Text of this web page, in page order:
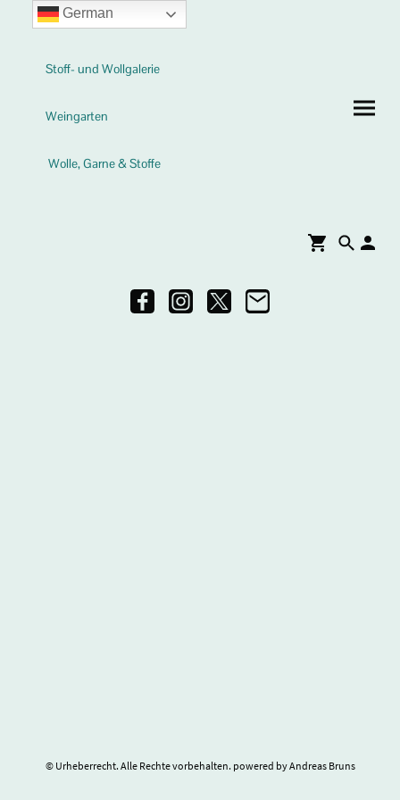
Stoff- und Wollgalerie
Weingarten
Wolle, Garne & Stoffe
© Urheberrecht. Alle Rechte vorbehalten. powered by Andreas Bruns
German